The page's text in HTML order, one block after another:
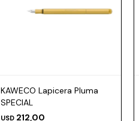
KAWECO Lapicera Pluma
SPECIAL
USD 212,00